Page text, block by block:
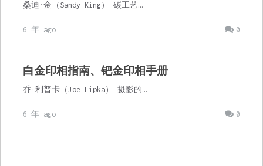
桑迪·金（Sandy King） 碳工艺…
0
6 年 ago
白金印相指南、钯金印相手册
乔·利普卡（Joe Lipka） 摄影的…
0
6 年 ago